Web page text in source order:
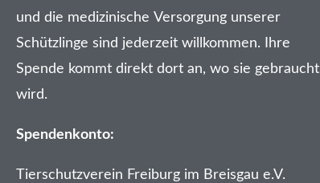
und die medizinische Versorgung unserer
Schützlinge sind jederzeit willkommen. Ihre
Spende kommt direkt dort an, wo sie gebraucht
wird.
Spendenkonto:
Tierschutzverein Freiburg im Breisgau e.V.